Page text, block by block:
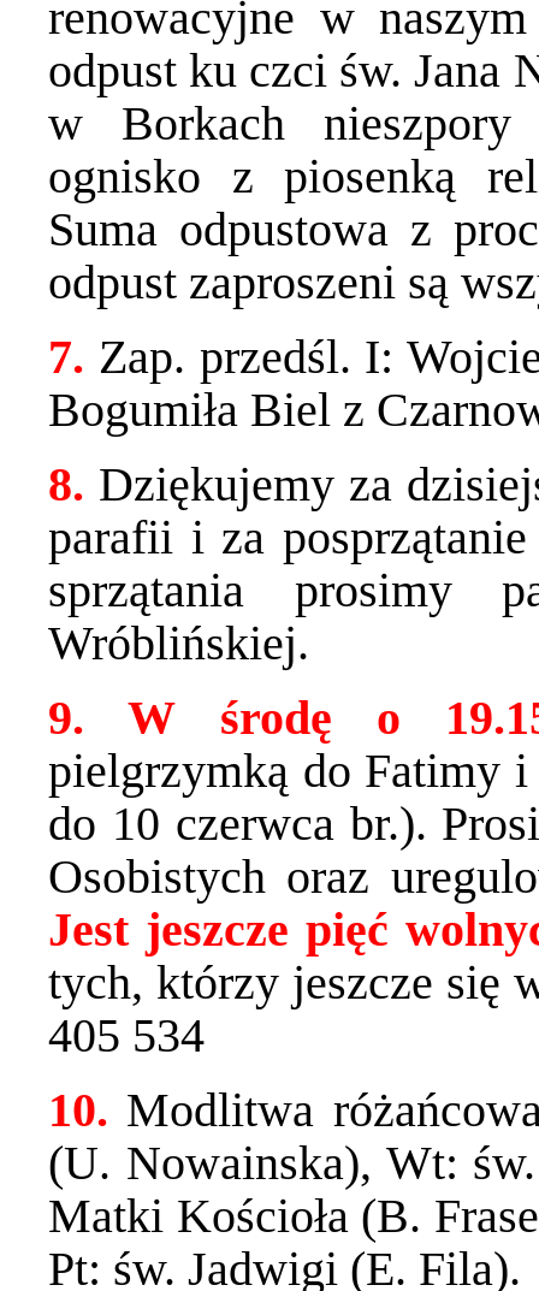
renowacyjne w
odpust ku czci św. Jana
w Borkach nieszpory
ognisko z piosenką
Suma odpustowa z
odpust zaproszeni są
7. Zap. przedśl. I:
Bogumiła Biel z
8. Dziękujemy za
parafii i za
sprzątania prosimy
Wróblińskiej.
9. W środę o
pielgrzymką do Fatimy i
do 10 czerwca br.).
Osobistych oraz
Jest jeszcze pięć
tych, którzy jeszcze się
405 534
10. Modlitwa
(U. Nowainska), Wt:
Matki Kościoła (B.
Pt: św. Jadwigi (E. Fila).